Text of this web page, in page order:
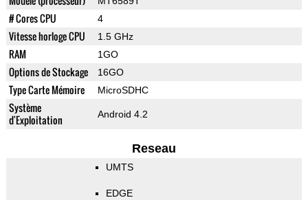
# Cores CPU 4
Vitesse horloge CPU 1.5 GHz
RAM 1GO
Options de Stockage 16GO
Type Carte Mémoire MicroSDHC
Système
d'Exploitation
Android 4.2
Reseau
UMTS
EDGE